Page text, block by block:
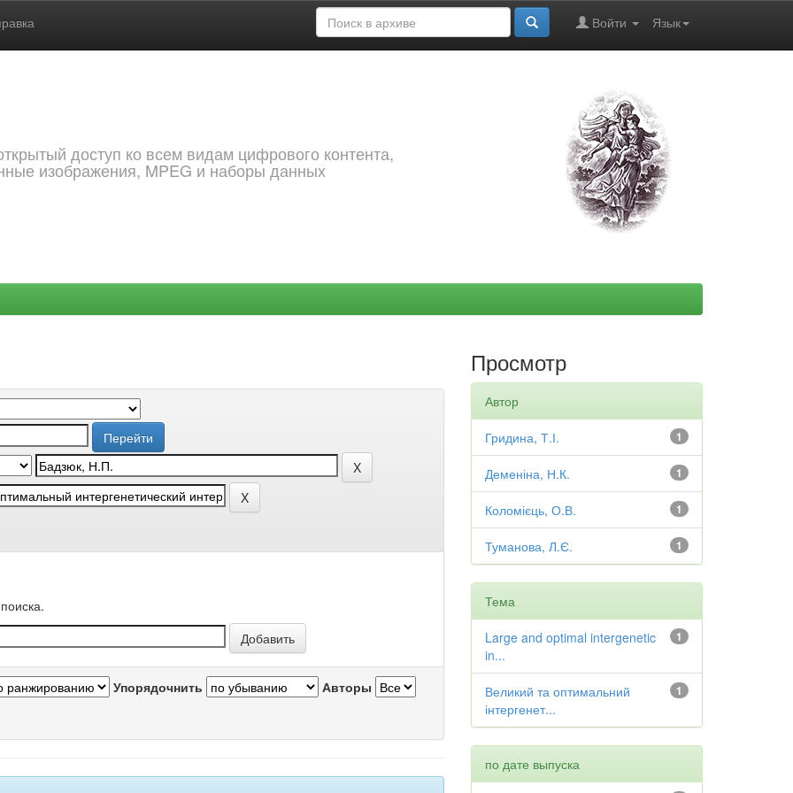
Язык
Войти
доступ ко всем видам цифрового контента,
изображения, MPEG и наборы данных
Упорядочнить Авторы
Просмотр
Автор
1
Гридина, Т.І.
1
Деменіна, Н.К.
1
Коломієць, О.В.
1
Туманова, Л.Є.
Тема
1
Large and optimal intergenetic
in...
1
Великий та оптимальний
інтергенет...
по дате выпуска